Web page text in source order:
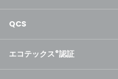
QCS
エコテックス®認証